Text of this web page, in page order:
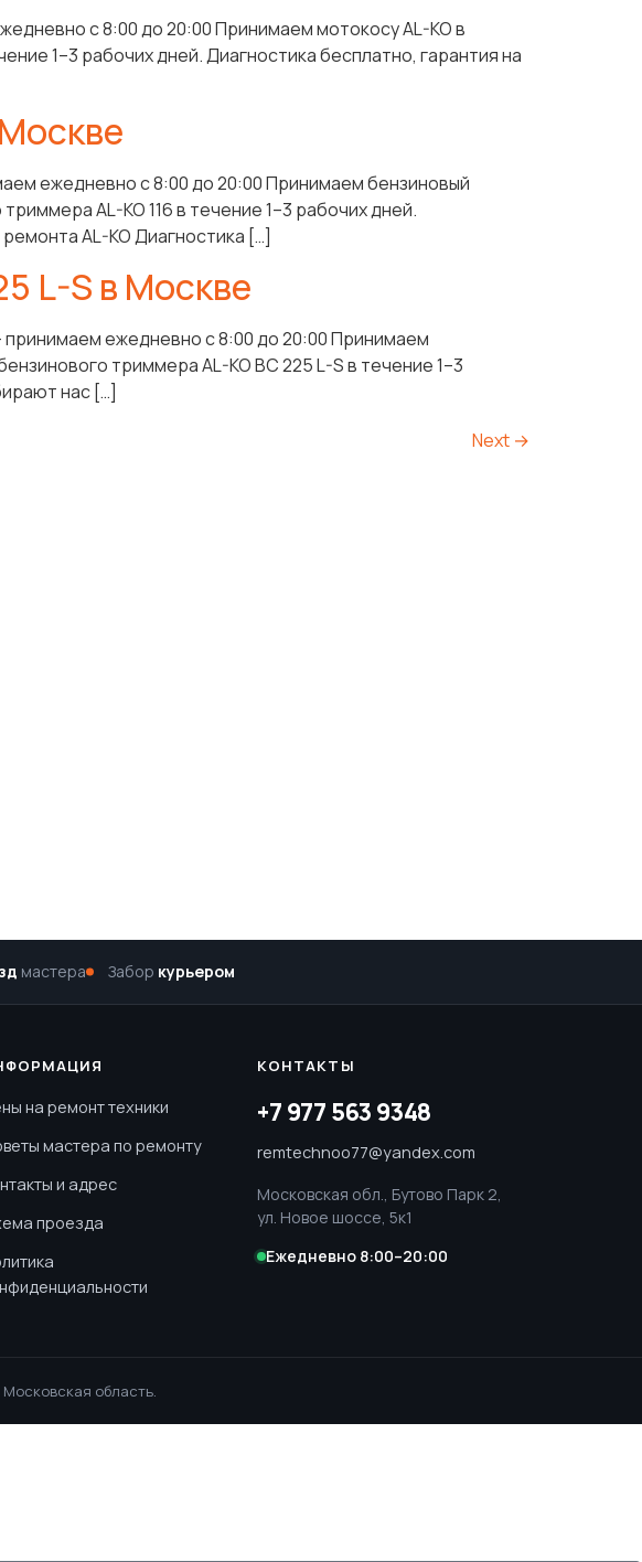
с 8:00 до 20:00 Принимаем мотокосу AL-KO в
1–3 рабочих дней. Диагностика бесплатно, гарантия на
ежедневно с 8:00 до 20:00 Принимаем бензиновый
AL-KO 116 в течение 1–3 рабочих дней.
AL-KO Диагностика […]
L-S в Москве
ежедневно с 8:00 до 20:00 Принимаем
триммера AL-KO BC 225 L-S в течение 1–3
нас […]
Next →
мастера Забор курьером
на ремонт техники
мастера по ремонту
и адрес
проезда
КОНТАКТЫ
+7 977 563 9348
remtechnoo77@yandex.com
Московская обл., Бутово Парк 2,
ул. Новое шоссе, 5к1
Ежедневно 8:00–20:00
область.